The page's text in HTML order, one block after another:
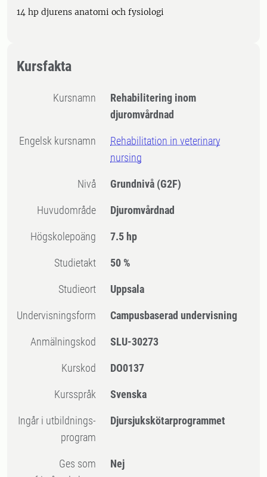
14 hp djurens anatomi och fysiologi
Kursfakta
Kursnamn
Rehabilitering inom
djuromvårdnad
Engelsk kursnamn
Rehabilitation in veterinary
nursing
Nivå Grundnivå (G2F)
Huvudområde Djuromvårdnad
högskolepoäng 7.5 hp
Studietakt 50 %
Studieort Uppsala
Undervisningsform Campusbaserad undervisning
Anmälningskod SLU-30273
Kurskod DO0137
Kursspråk Svenska
Ingår i utbildnings-
program
Djursjukskötarprogrammet
Ges som
Nej